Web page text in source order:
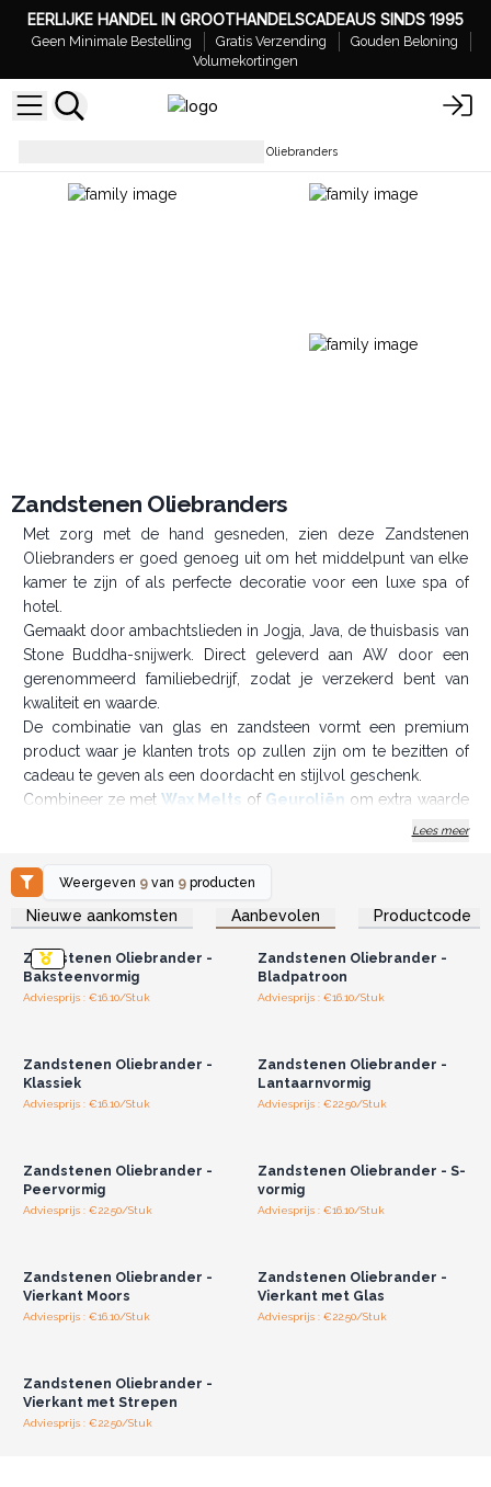
EERLIJKE HANDEL IN GROOTHANDELSCADEAUS SINDS 1995
Geen Minimale Bestelling Gratis Verzending
Gouden Beloning
Volumekortingen
Zandstenen Oliebranders
Zandstenen Oliebranders
Met zorg met de hand gesneden, zien deze Zandstenen
Oliebranders er goed genoeg uit om het middelpunt van elke
kamer te zijn of als perfecte decoratie voor een luxe spa of
hotel.
Gemaakt door ambachtslieden in Jogja, Java, de thuisbasis van
Stone Buddha-snijwerk. Direct geleverd aan AW door een
gerenommeerd familiebedrijf, zodat je verzekerd bent van
kwaliteit en waarde.
De combinatie van glas en zandsteen vormt een premium
product waar je klanten trots op zullen zijn om te bezitten of
cadeau te geven als een doordacht en stijlvol geschenk.
Combineer ze metWax Melts of Geuroliën om extra waarde
waarderen.
Lees meer
Weergeven 9 van 9 producten
Nieuwe aankomsten Aanbevolen Productcode
Log in of registreer u voor
groothandelsprijzen.
Zandstenen Oliebrander -
Baksteenvormig
Adviesprijs : €16.10/Stuk
Log in of registreer u voor
groothandelsprijzen.
Zandstenen Oliebrander -
Bladpatroon
Adviesprijs : €16.10/Stuk
Zandstenen Oliebrander -
Klassiek
Adviesprijs : €16.10/Stuk
Zandstenen Oliebrander -
Lantaarnvormig
Adviesprijs : €22.50/Stuk
Zandstenen Oliebrander -
Peervormig
Adviesprijs : €22.50/Stuk
Zandstenen Oliebrander - S-
vormig
Adviesprijs : €16.10/Stuk
Zandstenen Oliebrander -
Vierkant Moors
Adviesprijs : €16.10/Stuk
Zandstenen Oliebrander -
Vierkant met Glas
Adviesprijs : €22.50/Stuk
Zandstenen Oliebrander -
Vierkant met Strepen
Adviesprijs : €22.50/Stuk